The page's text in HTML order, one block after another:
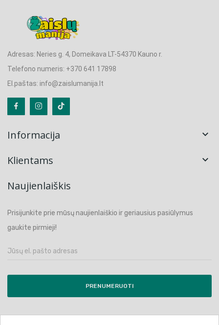
Adresas: Neries g. 4, Domeikava LT-54370 Kauno r.
Telefono numeris: +370 641 17898
El.paštas: info@zaislumanija.lt
Informacija 
Klientams 
Naujienlaiškis
Prisijunkite prie mūsų naujienlaiškio ir geriausius pasiūlymus
gaukite pirmieji!
PRENUMERUOTI